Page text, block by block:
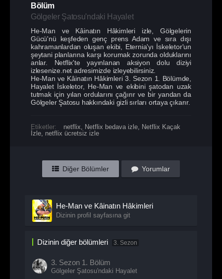
Bölüm
Gölgeler Şatosu'ndaki Hayalet
He-Man ve Kâinatın Hâkimleri izle, Gölgelerin
Gücü'nü keşfeden genç prens Adam ve sıra dışı
kahramanlardan oluşan ekibi, Eternia'yı İskeletor'un
şeytani planlarına karşı korumak zorunda olduklarını
anlar. Netflix'te yayınlanan aksiyon dolu diziyi
izlesenize.net adresimizde izleyebilirsiniz.
He-Man ve Kâinatın Hâkimleri 3. Sezon 1. Bölümde,
Hayalet İskeletor, He-Man ve ekibini şatodan uzak
tutmak için yılan ordularını çağırır ve bir yandan da
Gölgeler Şatosu hakkındaki gizli sırları ortaya çıkarır.
Etiketler: netflix Netflix bedava izle Netflix Kaçak
İzle netflix ücretsiz izle
Diğer Bölümler Yorumlar
He-Man ve Kâinatın Hâkimleri
Dizinin profil sayfasına git
Dizinin diğer bölümleri 3. Sezon
3. Sezon 1. Bölüm
Gölgeler Şatosu'ndaki Hayalet